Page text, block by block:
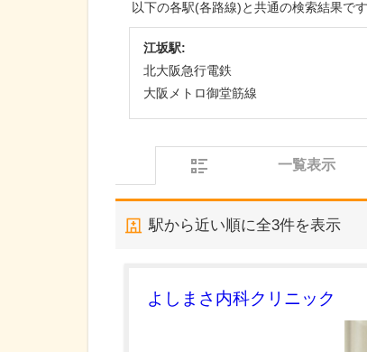
以下の各駅(各路線)と共通の検索結果です
江坂駅:
北大阪急行電鉄
大阪メトロ御堂筋線
一覧表示
駅から近い順に全3件を表示
よしまさ内科クリニック